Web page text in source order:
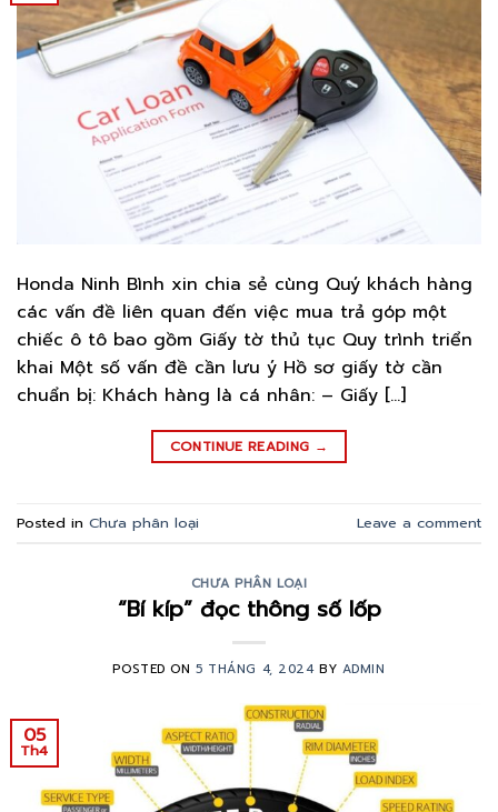
Honda Ninh Bình xin chia sẻ cùng Quý khách hàng
các vấn đề liên quan đến việc mua trả góp một
chiếc ô tô bao gồm Giấy tờ thủ tục Quy trình triển
khai Một số vấn đề cần lưu ý Hồ sơ giấy tờ cần
chuẩn bị: Khách hàng là cá nhân: – Giấy […]
CONTINUE READING →
Posted in Chưa phân loại Leave a comment
CHƯA PHÂN LOẠI
“Bí kíp” đọc thông số lốp
POSTED ON5 THÁNG 4, 2024BY ADMIN
05
Th4